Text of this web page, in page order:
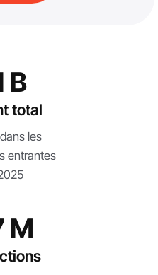
B
total
les
entrantes
M